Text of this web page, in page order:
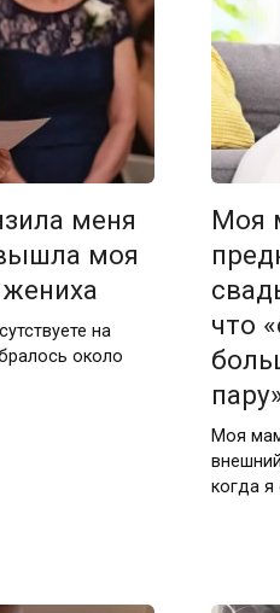
меня
моя
на
около
Моя
что
Моя
когда я